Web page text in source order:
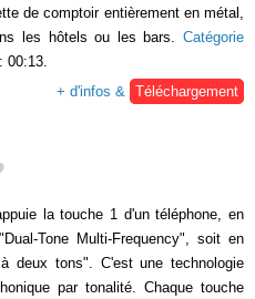
de comptoir entièrement en métal,
les hôtels ou les bars. Catégorie
00:13.
+ d'infos & Téléchargement
la touche 1 d'un téléphone, en
Tone Multi-Frequency", soit en
deux tons". C'est une technologie
par tonalité. Chaque touche